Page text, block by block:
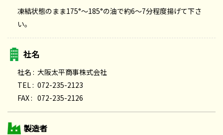
凍結状態のまま175°～185°の油で約6～7分程度揚げて下さ
い。
社名
社名 : 大阪太平商事株式会社
TEL : 072-235-2123
FAX : 072-235-2126
製造者